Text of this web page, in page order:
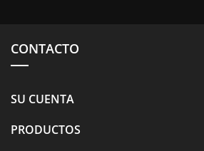
CONTACTO
SU CUENTA
PRODUCTOS